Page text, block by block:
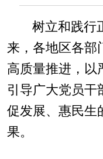
树立和践行
来，各地区各部
高质量推进，以
引导广大党员干
促发展、惠民生
果。